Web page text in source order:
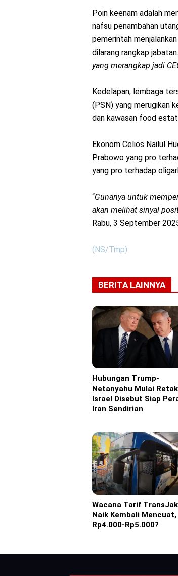
Poin keenam adalah
nafsu penambahan
pemerintah
dilarang rangkap jabatan.
yang merangkap jadi
Kedelapan, lembaga
(PSN) yang merugikan
dan kawasan food
Ekonom Celios Nailul
Prabowo yang pro
yang pro terhadap
“Gunanya untuk
akan melihat sinyal
Rabu, 3 September
(NS/Tmp)
BERITA LAINNYA
Headline
Hubungan Trump-
Netanyahu Mulai
Israel Disebut Siap
Iran Sendirian
Headline
Wacana Tarif
Naik Kembali
Rp4.000-Rp5.000?